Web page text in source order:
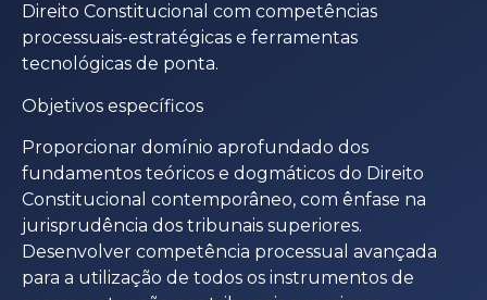
Direito Constitucional com competências
processuais-estratégicas e ferramentas
tecnológicas de ponta.
Objetivos específicos
Proporcionar domínio aprofundado dos
fundamentos teóricos e dogmáticos do Direito
Constitucional contemporâneo, com ênfase na
jurisprudência dos tribunais superiores.
Desenvolver competência processual avançada
para a utilização de todos os instrumentos de